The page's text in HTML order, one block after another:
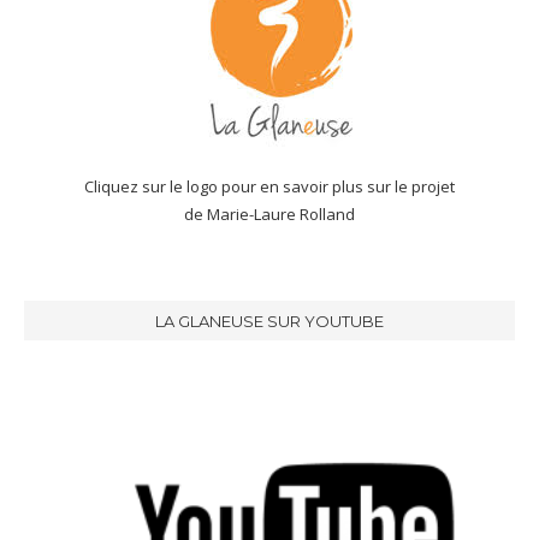
Cliquez sur le logo pour en savoir plus sur le projet
de Marie-Laure Rolland
LA GLANEUSE SUR YOUTUBE